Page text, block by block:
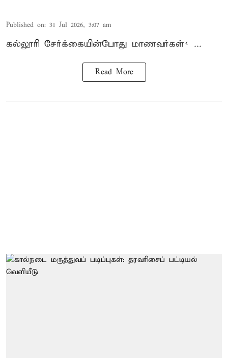
Published on: 31 Jul 2026, 3:07 am
கல்லூரி சேர்க்கையின்போது மாணவர்கள்< ...
Read More